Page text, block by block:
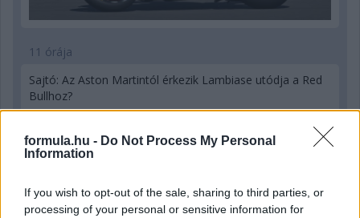
formula.hu - Do Not Process My Personal
Information
If you wish to opt-out of the sale, sharing to third parties, or
processing of your personal or sensitive information for
11 órája
Sajtó: Az Aston Martintól érkezik Lambiase utódja a Red
Bullhoz?